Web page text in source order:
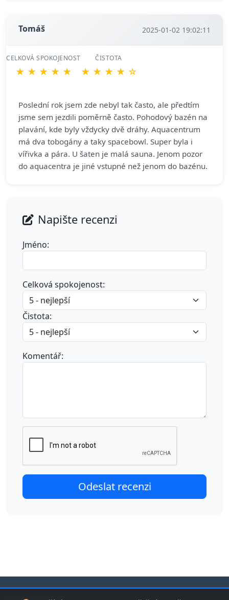
Tomáš 2025-01-02 19:02:11
CELKOVÁ SPOKOJENOST
★ ★ ★ ★ ★
ČISTOTA
★ ★ ★ ★ ☆
Poslední rok jsem zde nebyl tak často, ale předtím
jsme sem jezdili poměrně často. Pohodový bazén na
plavání, kde byly vždycky dvě dráhy. Aquacentrum
má dva tobogány a taky spacebowl. Super byla i
vířivka a pára. U šaten je malá sauna. Jenom pozor
do aquacentra je jiné vstupné než jenom do bazénu.
Napište recenzi
Jméno:
Celková spokojenost:
Čistota:
Komentář: